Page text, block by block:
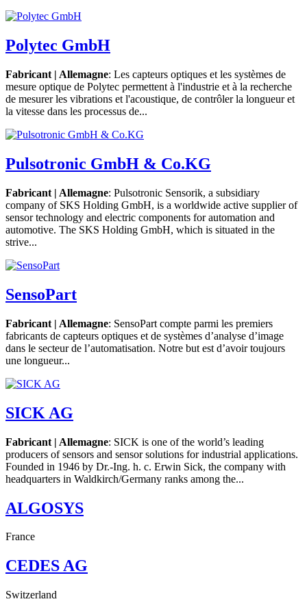
Polytec GmbH
Fabricant | Allemagne: Les capteurs optiques et les systèmes de
mesure optique de Polytec permettent à l'industrie et à la recherche
de mesurer les vibrations et l'acoustique, de contrôler la longueur et
la vitesse dans les processus de...
Pulsotronic GmbH & Co.KG
Fabricant | Allemagne: Pulsotronic Sensorik, a subsidiary
company of SKS Holding GmbH, is a worldwide active supplier of
sensor technology and electric components for automation and
automotive. The SKS Holding GmbH, which is situated in the
strive...
SensoPart
Fabricant | Allemagne: SensoPart compte parmi les premiers
fabricants de capteurs optiques et de systèmes d’analyse d’image
dans le secteur de l’automatisation. Notre but est d’avoir toujours
une longueur...
SICK AG
Fabricant | Allemagne: SICK is one of the world’s leading
producers of sensors and sensor solutions for industrial applications.
Founded in 1946 by Dr.-Ing. h. c. Erwin Sick, the company with
headquarters in Waldkirch/Germany ranks among the...
ALGOSYS
France
CEDES AG
Switzerland